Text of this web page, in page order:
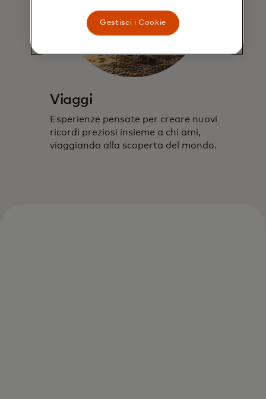
Viaggi
Esperienze pensate per creare nuovi
ricordi preziosi insieme a chi ami,
viaggiando alla scoperta del mondo.
Gestisci i Cookie